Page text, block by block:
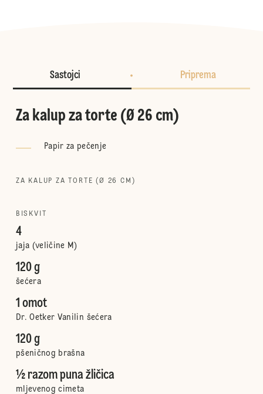
Sastojci Priprema
Za kalup za torte (Ø 26 cm)
Papir za pečenje
ZA KALUP ZA TORTE (Ø 26 CM)
BISKVIT
4
jaja (veličine M)
120 g
šećera
1 omot
Dr. Oetker Vanilin šećera
120 g
pšeničnog brašna
½ razom puna žličica
mljevenog cimeta